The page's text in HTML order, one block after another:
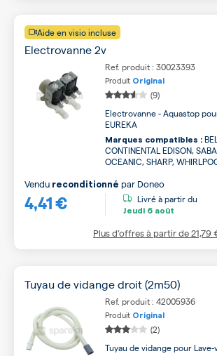
Aide en visio incluse
Electrovanne 2v
Ref. produit : 30023393
Produit Original
(9)
Electrovanne - Aquastop
EUREKA
Marques compatibles :
CONTINENTAL EDISON,
OCEANIC, SHARP,
4,41 €
Vendu reconditionné par Doneo
Livré à partir du
Jeudi 6 août
Plus d’offres à partir de21,79
Tuyau de vidange droit (2m50)
Ref. produit : 42005936
Produit Original
(2)
Tuyau de vidange pour Lave-